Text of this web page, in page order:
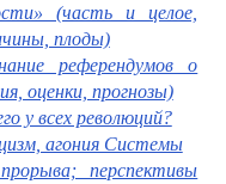
(часть и целое,
плоды)
референдумов о
оценки, прогнозы)
у всех революций?
агония Системы
перспективы